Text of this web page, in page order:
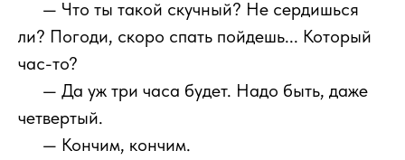
— Что ты такой скучный? Не сердишься
ли? Погоди, скоро спать пойдешь... Который
час-то?
— Да уж три часа будет. Надо быть, даже
четвертый.
— Кончим, кончим.